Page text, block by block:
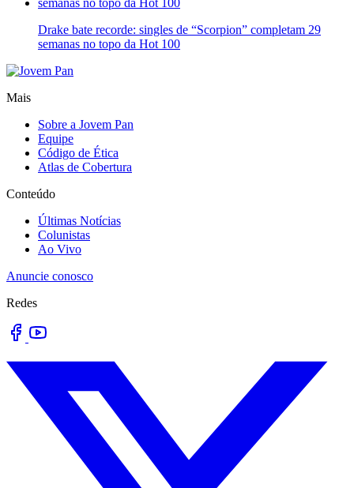
Drake bate recorde: singles de “Scorpion” completam 29
semanas no topo da Hot 100
Mais
Sobre a Jovem Pan
Equipe
Código de Ética
Atlas de Cobertura
Conteúdo
Últimas Notícias
Colunistas
Ao Vivo
Anuncie conosco
Redes